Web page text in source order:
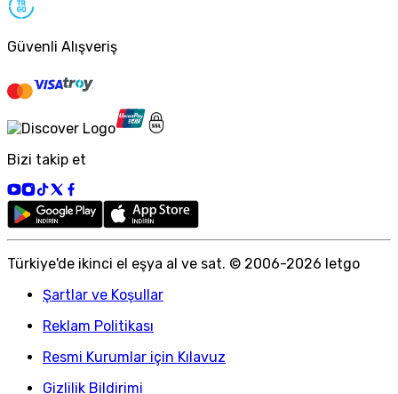
Güvenli Alışveriş
Bizi takip et
Türkiye'de ikinci el eşya al ve sat. © 2006-2026 letgo
Şartlar ve Koşullar
Reklam Politikası
Resmi Kurumlar için Kılavuz
Gizlilik Bildirimi